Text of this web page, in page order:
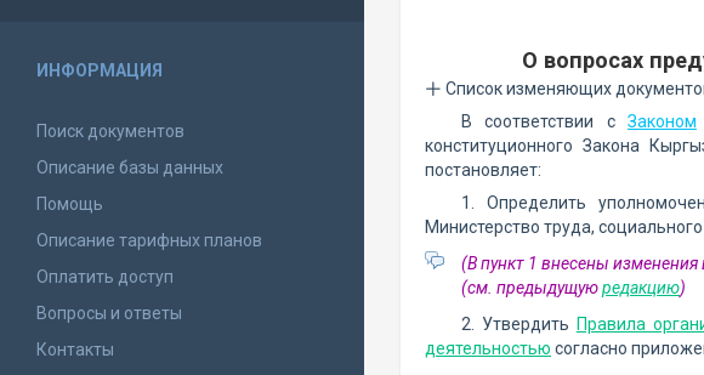
ИНФОРМАЦИЯ
Поиск документов
Описание базы данных
Помощь
Описание тарифных планов
Оплатить доступ
Вопросы и ответы
Контакты
О вопросах
Список изменяющих
В соответствии с Законом
конституционного Закона
постановляет:
1. Определить
Министерство труда,
(В пункт 1 внесены
(см. предыдущуюредакцию)
2. Утвердить Правила
деятельностью согласно